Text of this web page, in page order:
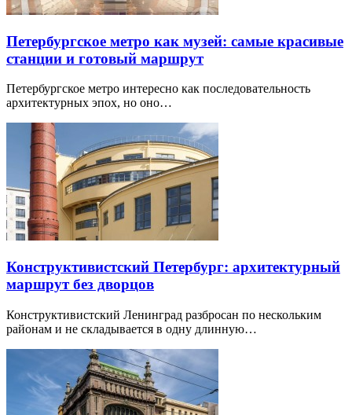
Петербургское метро как музей: самые красивые
станции и готовый маршрут
Петербургское метро интересно как последовательность
архитектурных эпох, но оно…
Конструктивистский Петербург: архитектурный
маршрут без дворцов
Конструктивистский Ленинград разбросан по нескольким
районам и не складывается в одну длинную…